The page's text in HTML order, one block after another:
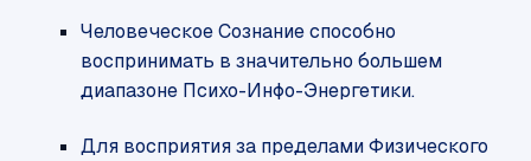
Человеческое Сознание способно
воспринимать в значительно большем
диапазоне Психо-Инфо-Энергетики.
Для восприятия за пределами Физического